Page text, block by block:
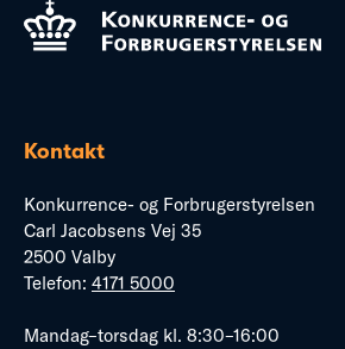
Kontakt
Konkurrence- og Forbrugerstyrelsen
Carl Jacobsens Vej 35
2500 Valby
Telefon: 4171 5000
Mandag–torsdag kl. 8:30–16:00